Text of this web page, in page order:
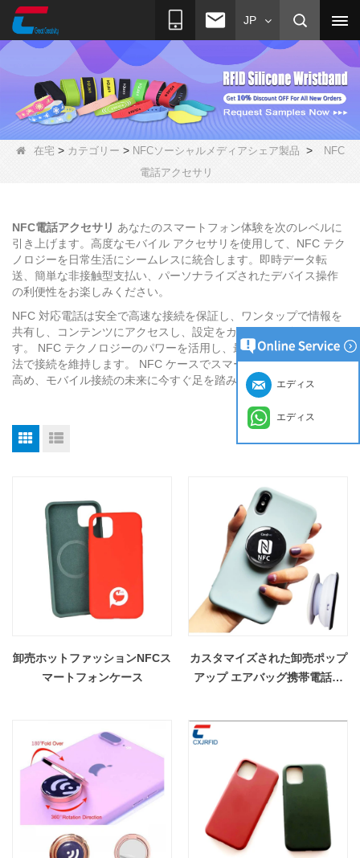
JP
在宅 > カテゴリー > NFCソーシャルメディアシェア製品 >
NFC
電話アクセサリ
NFC電話アクセサリ あなたのスマートフォン体験を次のレベルに
引き上げます。高度なモバイル アクセサリを使用して、NFC テク
ノロジーを日常生活にシームレスに統合します。即時データ転
送、簡単な非接触型支払い、パーソナライズされたデバイス操作
の利便性をお楽しみください。
NFC 対応電話は安全で高速な接続を保証し、ワンタップで情報を
共有し、コンテンツにアクセスし、設定をカスタマイズできま
す。 NFC テクノロジーのパワーを活用し、最も便利で効率的な方
法で接続を維持します。 NFC ケースでスマートフォンの使用率を
高め、モバイル接続の未来に今すぐ足を踏み入れましょう!
卸売ホットファッションNFCス
マートフォンケース
カスタマイズされた卸売ポップ
アップ エアバッグ携帯電話ホ
エディス
エディス